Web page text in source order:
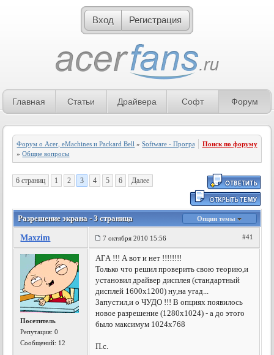
Вход Регистрация
Главная Статьи Драйвера Софт Форум
Форум о Acer, eMachines и Packard Bell »Software - Программное обеспечение
»Общие вопросы
Поиск по форуму
6 страниц 1 2 3 4 5 6 Далее
Разрешение экрана - 3 страница Опции темы
Maxzim 7 октября 2010 15:56 #41
Посетитель
Репутация:0
Сообщений: 12
АГА !!! А вот и нет !!!!!!!!
Только что решил проверить свою теорию,и
установил драйвер дисплея (стандартный
дисплей 1600х1200) ну,на угад...
Запустил,и о ЧУДО !!! В опциях появилось
новое разрешение (1280х1024) - а до этого
было максимум 1024х768
П.с.